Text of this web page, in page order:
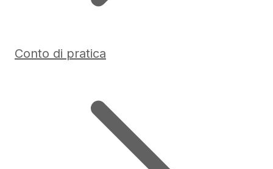
Conto di pratica